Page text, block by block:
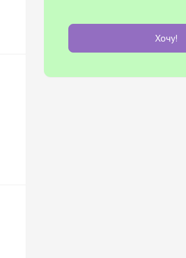
Хочу!